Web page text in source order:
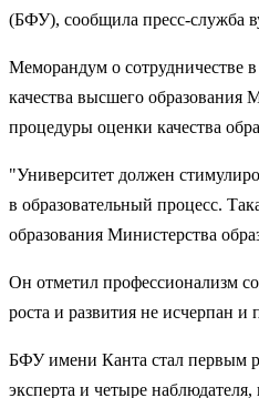
(БФУ), сообщила пресс-служба
Меморандум о сотрудничестве
качества высшего образования
процедуры оценки качества
"Университет должен
в образовательный процесс.
образования Министерства
Он отметил профессионализм
роста и развития не исчерпан
БФУ имени Канта стал первым
эксперта и четыре